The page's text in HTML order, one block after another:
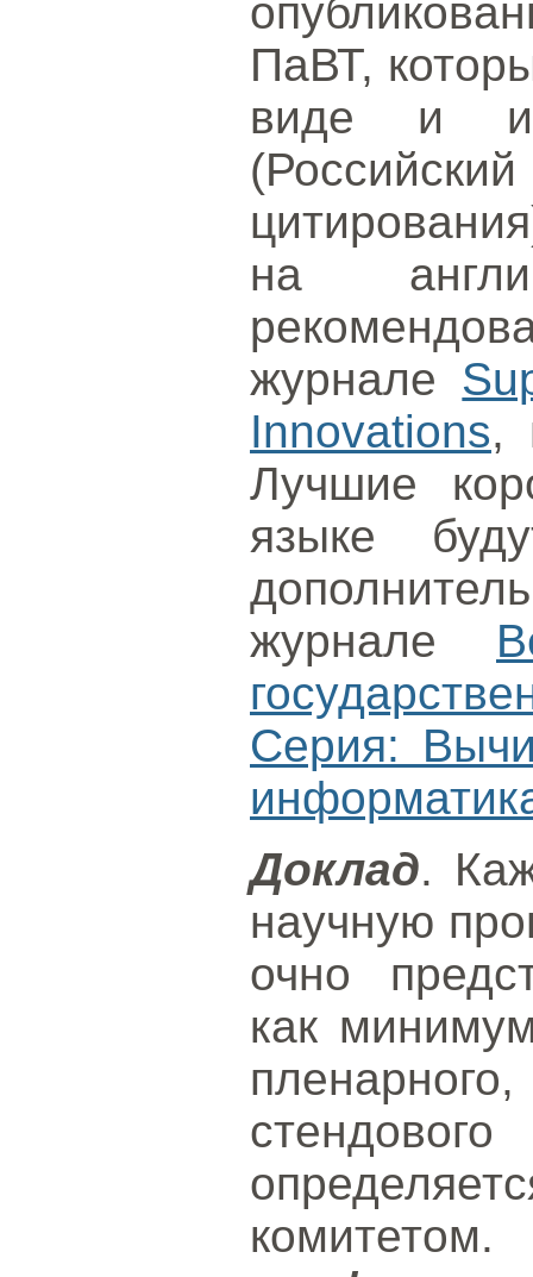
ПаВТ,
виде и
на
журнале
Innovations,
Лучшие
языке
журнале
Серия:
Доклад.
научную
очно
как